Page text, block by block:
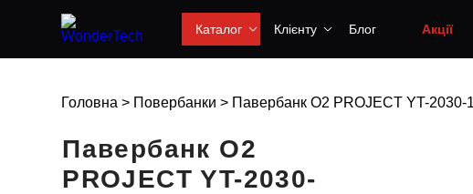
Каталог Клієнту Блог Акції
Головна > Повербанки > Павербанк O2 PROJECT YT-2030-
Wow
Price
Павербанк O2
PROJECT YT-2030-